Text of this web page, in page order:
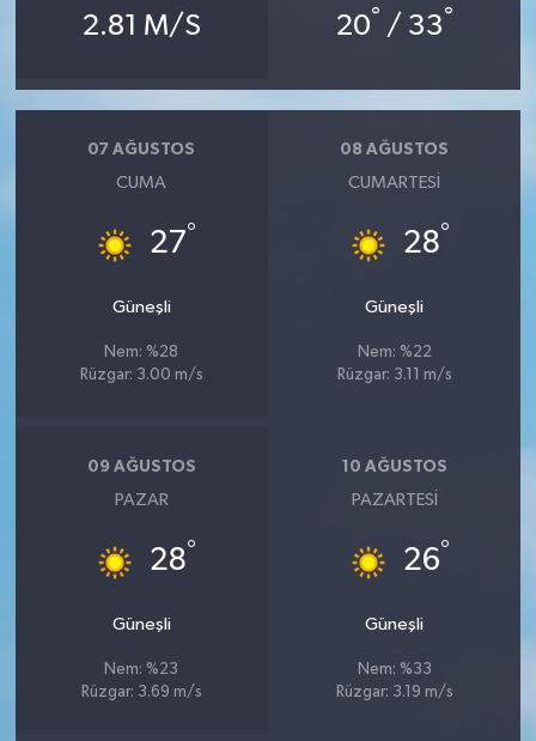
2.81 M/S 20° / 33°
07 AĞUSTOS
CUMA
27°
Güneşli
Nem: %28
Rüzgar: 3.00 m/s
08 AĞUSTOS
CUMARTESI
28°
Güneşli
Nem: %22
Rüzgar: 3.11 m/s
09 AĞUSTOS
PAZAR
28°
Güneşli
Nem: %23
Rüzgar: 3.69 m/s
10 AĞUSTOS
PAZARTESI
26°
Güneşli
Nem: %33
Rüzgar: 3.19 m/s